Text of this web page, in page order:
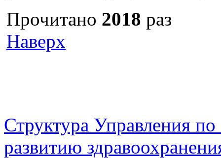
Прочитано 2018 раз
Наверх
Структура Управления
развитию